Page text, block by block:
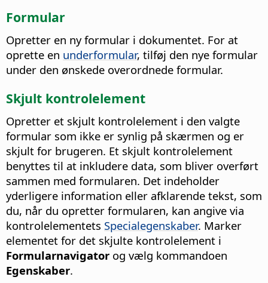
Formular
Opretter en ny formular i dokumentet. For at
oprette en underformular, tilføj den nye formular
under den ønskede overordnede formular.
Skjult kontrolelement
Opretter et skjult kontrolelement i den valgte
formular som ikke er synlig på skærmen og er
skjult for brugeren. Et skjult kontrolelement
benyttes til at inkludere data, som bliver overført
sammen med formularen. Det indeholder
yderligere information eller afklarende tekst, som
du, når du opretter formularen, kan angive via
kontrolelementets Specialegenskaber. Marker
elementet for det skjulte kontrolelement i
Formularnavigator og vælg kommandoen
Egenskaber.